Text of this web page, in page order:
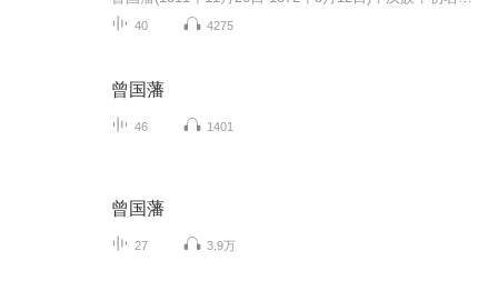
40 4275
曾国藩
46 1401
曾国藩
27 3.9万